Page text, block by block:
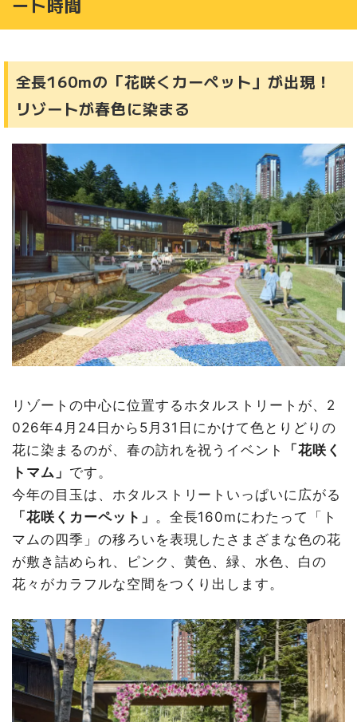
絶対知っておきたい「どうみん限定WEBSITE」のお得す
ぎる話
全長160mの「花咲くカーペット」が出現！
リゾートが春色に染まる
リゾートの中心に位置するホタルストリートが、2
026年4月24日から5月31日にかけて色とりどりの
花に染まるのが、春の訪れを祝うイベント
「花咲く
トマム」 です。
今年の目玉は、ホタルストリートいっぱいに広がる
「花咲くカーペット」 。全長160mにわたって「ト
マムの四季」の移ろいを表現したさまざまな色の花
が敷き詰められ、ピンク、黄色、緑、水色、白の
花々がカラフルな空間をつくり出します。